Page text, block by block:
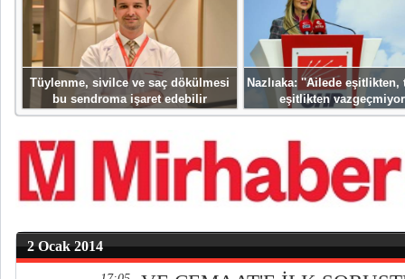
Tüylenme, sivilce ve saç dökülmesi
bu sendroma işaret edebilir
Nazlıaka: ''Ailede eşitlikten,
eşitlikten
2 Ocak 2014